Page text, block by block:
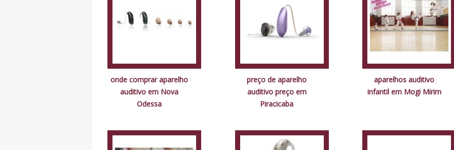
onde comprar aparelho
auditivo em Nova
Odessa
preço de aparelho
auditivo preço em
Piracicaba
aparelhos auditivo
infantil em Mogi Mirim